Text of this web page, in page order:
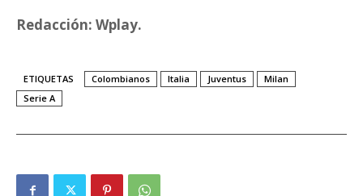
Redacción: Wplay.
ETIQUETAS Colombianos Italia Juventus
Milan
Serie A